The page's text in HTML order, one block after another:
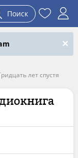
Поиск
лет спустя